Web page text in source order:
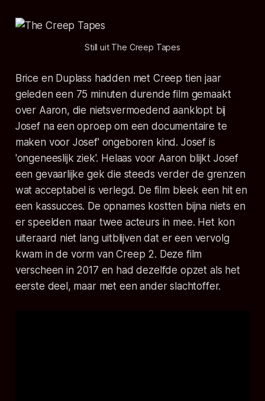
Still uit The Creep Tapes
Brice en Duplass hadden met Creep tien jaar
geleden een 75 minuten durende film gemaakt
over Aaron, die nietsvermoedend aanklopt bij
Josef na een oproep om een documentaire te
maken voor Josef' ongeboren kind. Josef is
'ongeneeslijk ziek'. Helaas voor Aaron blijkt Josef
een gevaarlijke gek die steeds verder de grenzen
wat acceptabel is verlegd. De film bleek een hit en
een kassucces. De opnames kostten bijna niets en
er speelden maar twee acteurs in mee. Het kon
uiteraard niet lang uitblijven dat er een vervolg
kwam in de vorm vanCreep 2. Deze film
verscheen in 2017 en had dezelfde opzet als het
eerste deel, maar met een ander slachtoffer.